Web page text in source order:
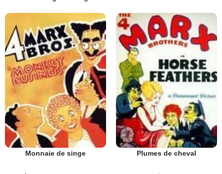
Monnaie de singe Plumes de cheval